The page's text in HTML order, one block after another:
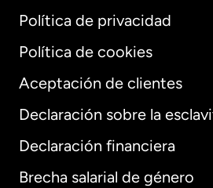
Política de privacidad
Política de cookies
Aceptación de clientes
Declaración sobre la
Declaración financiera
Brecha salarial de género
Internacional